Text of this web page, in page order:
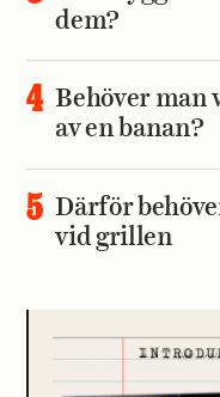
dem?
Behöver man
av en banan?
Därför
vid grillen